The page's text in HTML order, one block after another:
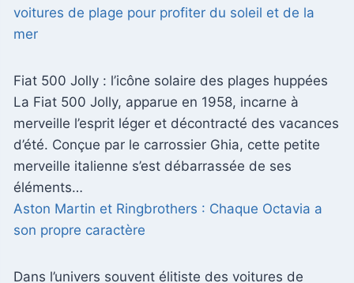
voitures de plage pour profiter du soleil et de la
mer
Fiat 500 Jolly : l’icône solaire des plages huppées
La Fiat 500 Jolly, apparue en 1958, incarne à
merveille l’esprit léger et décontracté des vacances
d’été. Conçue par le carrossier Ghia, cette petite
merveille italienne s’est débarrassée de ses
éléments…
Aston Martin et Ringbrothers : Chaque Octavia a
son propre caractère
Dans l’univers souvent élitiste des voitures de